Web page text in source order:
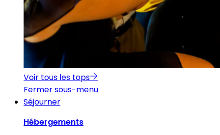
Voir tous les tops
Fermer sous-menu
Séjourner
Hébergements